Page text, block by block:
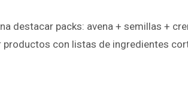
destacar packs: avena + semillas +
productos con listas de ingredientes